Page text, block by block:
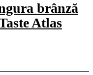
brânză
Atlas